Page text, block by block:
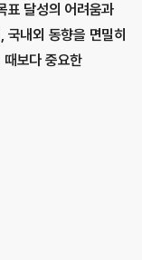
표 달성의 어려움과
내외 동향을 면밀히
보다 중요한